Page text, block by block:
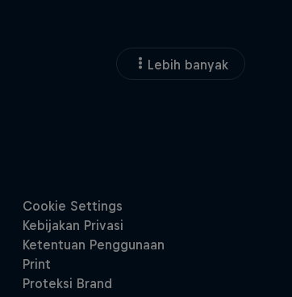
Lebih banyak